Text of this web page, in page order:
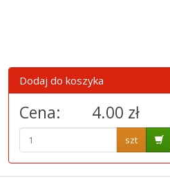
Dodaj do koszyka
Cena: 4.00 zł
szt